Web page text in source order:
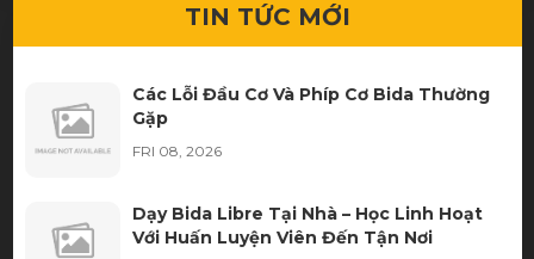
TIN TỨC MỚI
Các Lỗi Đầu Cơ Và Phíp Cơ Bida Thường
Gặp
FRI 08, 2026
Dạy Bida Libre Tại Nhà – Học Linh Hoạt
Với Huấn Luyện Viên Đến Tận Nơi